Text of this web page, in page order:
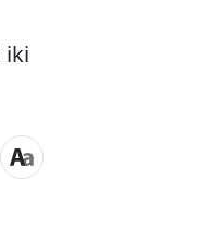
iki